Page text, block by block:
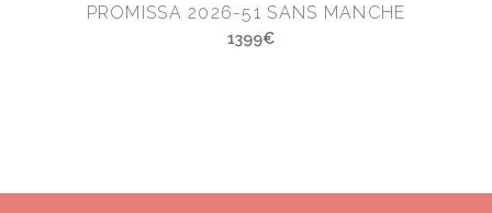
PROMISSA 2026-51 SANS MANCHE
1399€